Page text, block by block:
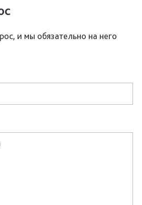
и мы обязательно на него